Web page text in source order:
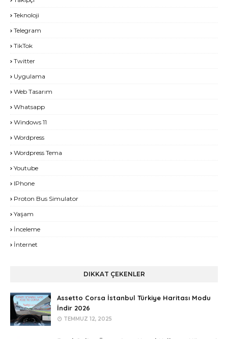
Teknoloji
Telegram
TikTok
Twitter
Uygulama
Web Tasarım
Whatsapp
Windows 11
Wordpress
Wordpress Tema
Youtube
IPhone
Proton Bus Simulator
Yaşam
İnceleme
İnternet
DIKKAT ÇEKENLER
Assetto Corsa İstanbul Türkiye Haritası Modu
İndir 2026
TEMMUZ 12, 2025